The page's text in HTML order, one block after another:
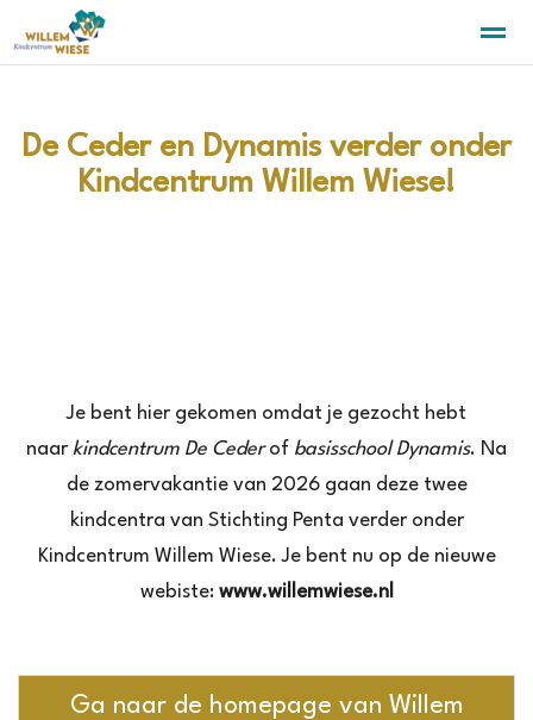
Zoeken Nieuws Agenda
De Ceder en Dynamis verder onder
Kindcentrum Willem Wiese!
Je bent hier gekomen omdat je gezocht hebt
naar kindcentrum De Cederof basisschool Dynamis. Na
de zomervakantie van 2026 gaan deze twee
kindcentra van Stichting Penta verder onder
Kindcentrum Willem Wiese. Je bent nu op de nieuwe
webiste: www.willemwiese.nl
Ga naar de homepage van Willem